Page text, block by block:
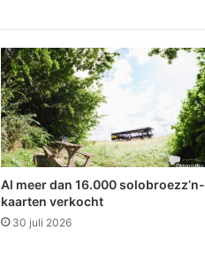
Al meer dan 16.000 solobroezz’n-
kaarten verkocht
30 juli 2026